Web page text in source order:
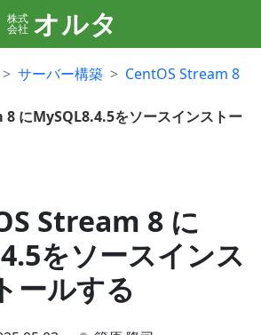
株式
会社 オルタ
サーバー構築
CentOS Stream 8
にMySQL8.4.5をソースインストー
Stream 8 に
をソースインス
トールする